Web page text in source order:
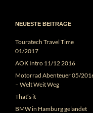
NEUESTE BEITRÄGE
Touratech Travel Time
01/2017
AOK Intro 11/12 2016
Motorrad Abenteuer 05/
– Welt Weit Weg
That’s it
BMW in Hamburg gelandet